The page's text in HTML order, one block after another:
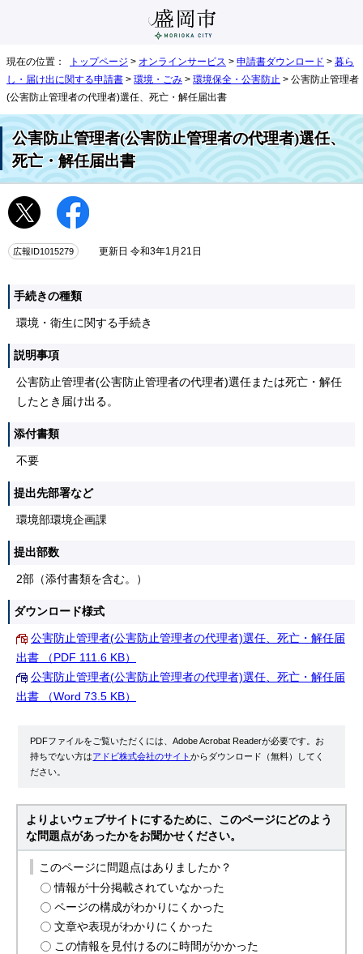
現在の位置： トップページ > オンラインサービス > 申請書ダウンロード > 暮ら
し・届け出に関する申請書 > 環境・ごみ > 環境保全・公害防止 > 公害防止管理者
(公害防止管理者の代理者)選任、死亡・解任届出書
公害防止管理者(公害防止管理者の代理者)選任、
死亡・解任届出書
広報ID1015279 更新日 令和3年1月21日
手続きの種類
環境・衛生に関する手続き
説明事項
公害防止管理者(公害防止管理者の代理者)選任または死亡・解任
したとき届け出る。
添付書類
不要
提出先部署など
環境部環境企画課
提出部数
2部（添付書類を含む。）
ダウンロード様式
公害防止管理者(公害防止管理者の代理者)選任、死亡・解任届
出書 （PDF 111.6 KB）
公害防止管理者(公害防止管理者の代理者)選任、死亡・解任届
出書 （Word 73.5 KB）
PDFファイルをご覧いただくには、Adobe Acrobat Readerが必要です。お
持ちでない方はアドビ株式会社のサイトからダウンロード（無料）してく
ださい。
よりよいウェブサイトにするために、このページにどのよう
な問題点があったかをお聞かせください。
このページに問題点はありましたか？
情報が十分掲載されていなかった
ページの構成がわかりにくかった
文章や表現がわかりにくかった
この情報を見付けるのに時間がかかった